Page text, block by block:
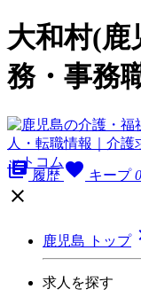
大和村(鹿
務・事務
library_books 履歴 favorite キープ 0

鹿児島 トップ
求人を探す